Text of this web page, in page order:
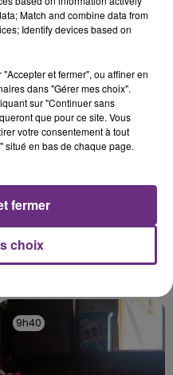
du centre-ville
est contraint de
9h46
9h46
9h40
9h40
Match and combine data from
Identify devices based on
et fermer", ou affiner en
dans "Gérer mes choix".
sur "Continuer sans
que pour ce site. Vous
votre consentement à tout
situé en bas de chaque page.
choix
fermer